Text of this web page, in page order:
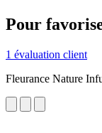
Pour
1 évaluation client
Fleurance Nature